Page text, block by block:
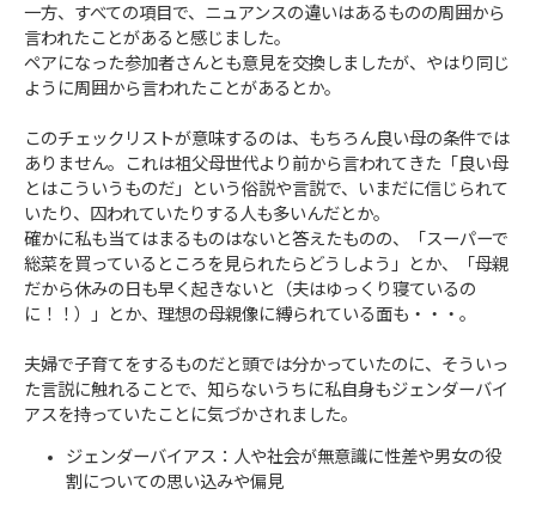
一方、すべての項目で、ニュアンスの違いはあるものの周囲から
言われたことがあると感じました。
ペアになった参加者さんとも意見を交換しましたが、やはり同じ
ように周囲から言われたことがあるとか。
このチェックリストが意味するのは、もちろん良い母の条件では
ありません。これは祖父母世代より前から言われてきた「良い母
とはこういうものだ」という俗説や言説で、いまだに信じられて
いたり、囚われていたりする人も多いんだとか。
確かに私も当てはまるものはないと答えたものの、「スーパーで
総菜を買っているところを見られたらどうしよう」とか、「母親
だから休みの日も早く起きないと（夫はゆっくり寝ているの
に！！）」とか、理想の母親像に縛られている面も・・・。
夫婦で子育てをするものだと頭では分かっていたのに、そういっ
た言説に触れることで、知らないうちに私自身もジェンダーバイ
アスを持っていたことに気づかされました。
ジェンダーバイアス：人や社会が無意識に性差や男女の役
割についての思い込みや偏見